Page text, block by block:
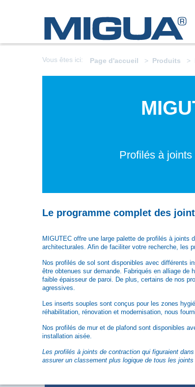
Vous êtes ici: Page d'accueil Produits
Profilés à
Le programme complet des
MIGUTEC offre une large palette de profilés à joints
architecturales. Afin de faciliter votre recherche, les
Nos profilés de sol sont disponibles avec différents
être obtenues sur demande. Fabriqués en alliage
faible épaisseur de paroi. De plus, certains de nos
agressives.
Les inserts souples sont conçus pour les zones
réhabilitation, rénovation et modernisation, nous
Nos profilés de mur et de plafond sont disponibles
installation aisée.
Les profilés à joints de contraction qui figuraient
assurer un classement plus logique de tous les joints